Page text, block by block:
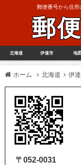
郵便番号から住
郵
北海道 伊達市 地図
ホーム 北海道 伊
〒052-0031